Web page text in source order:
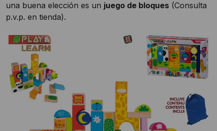
una buena elección es un juego de bloques (Consulta
p.v.p. en tienda).